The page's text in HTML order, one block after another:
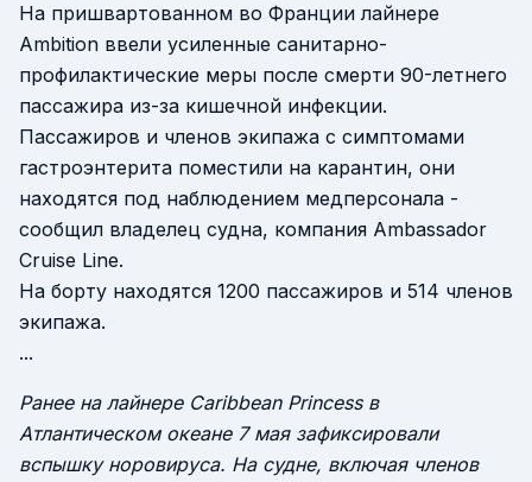
На пришвартованном во Франции лайнере
Ambition ввели усиленные санитарно-
профилактические меры после смерти 90-летнего
пассажира из-за кишечной инфекции.
Пассажиров и членов экипажа с симптомами
гастроэнтерита поместили на карантин, они
находятся под наблюдением медперсонала -
сообщил владелец судна, компания Ambassador
Cruise Line.
На борту находятся 1200 пассажиров и 514 членов
экипажа.
...
Ранее на лайнере Caribbean Princess в
Атлантическом океане 7 мая зафиксировали
вспышку норовируса. На судне, включая членов